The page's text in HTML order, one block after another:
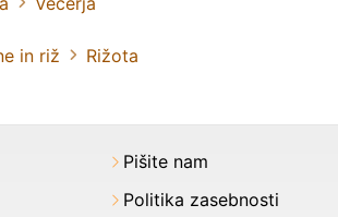
in riž Rižota
Pišite nam
Politika zasebnosti